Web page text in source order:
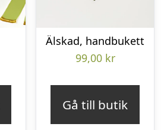
Älskad, handbukett
99,00 kr
Gå till butik